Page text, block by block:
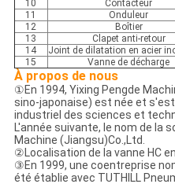
10
Contacteur
11
Onduleur
12
Boîtier
13
Clapet anti-retour
14
Joint de dilatation en acier
15
Vanne de décharge
À propos de nous
①En 1994, Yixing Pengde
sino-japonaise) est née et
industriel des sciences et
L'année suivante, le nom de la
Machine (Jiangsu)Co.,Ltd.
②Localisation de la vanne HC
③En 1999, une coentreprise
été établie avec TUTHILL